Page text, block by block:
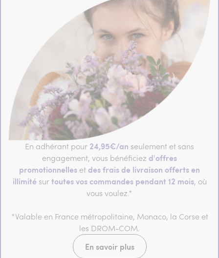
En adhérant pour 24,95€/an seulement et sans
engagement, vous bénéficiez d'offres
promotionnelles et des frais de livraison offerts en
illimité surtoutes vos commandes pendant 12 mois, où
vous voulez.*
*Valable en France métropolitaine, Monaco, la Corse et
les DROM-COM.
En savoir plus